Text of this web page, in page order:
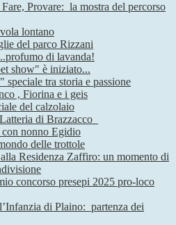
Provare: la mostra del percorso
lontano
del parco Rizzani
di lavanda!
show" è iniziato...
speciale tra storia e passione
, Fiorina e i geis
del calzolaio
di Brazzacco
con nonno Egidio
delle trottole
Residenza Zaffiro: un momento di
concorso presepi 2025 pro-loco
di Plaino: partenza dei